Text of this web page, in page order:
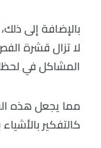
بالإضافة إلى
لا تزال قشرة
المشاكل في
مما يجعل هذه
كالتفكير بالأشياء